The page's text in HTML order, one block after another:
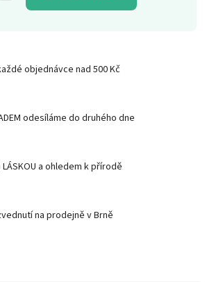
objednávce nad 500 Kč
odesíláme do druhého dne
LÁSKOU a ohledem k přírodě
na prodejně v Brně